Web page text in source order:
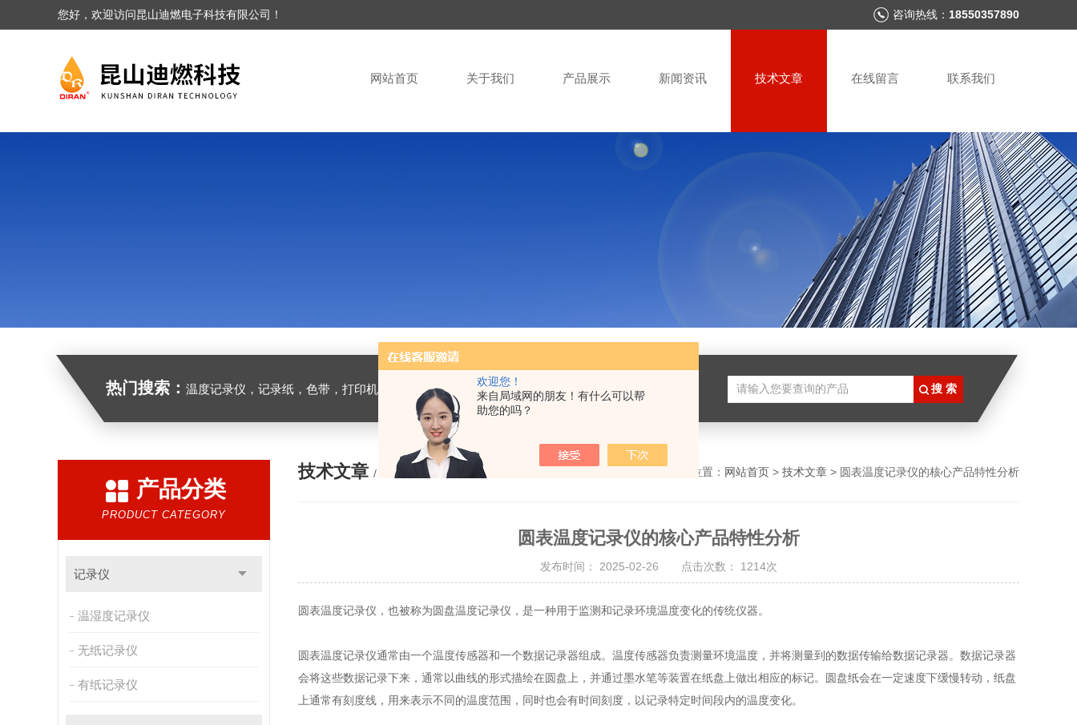
欢迎您！
来自局域网的朋友！有什么可以帮
助您的吗？
您好，欢迎访问昆山迪燃电子科技有限公司！ 咨询热线： 18550357890
网站首页 关于我们 产品展示 新闻资讯 技术文章 在线留言 联系我们
热门搜索： 温度记录仪，记录纸，色带，打印机，温控表，温湿度监控系统，记录笔，燃烧器
产品分类
PRODUCT CATEGORY
记录仪
温湿度记录仪
无纸记录仪
有纸记录仪
技术文章 / ARTICLE 您的位置： 网站首页 > 技术文章 > 圆表温度记录仪的核心产品特性分析
圆表温度记录仪的核心产品特性分析
发布时间： 2025-02-26 点击次数： 1214次
圆表温度记录仪，也被称为圆盘温度记录仪，是一种用于监测和记录环境温度变化的传统仪器。
圆表温度记录仪通常由一个温度传感器和一个数据记录器组成。温度传感器负责测量环境温度，并将测量到的数据传输给数据记录器。数据记录器
会将这些数据记录下来，通常以曲线的形式描绘在圆盘上，并通过墨水笔等装置在纸盘上做出相应的标记。圆盘纸会在一定速度下缓慢转动，纸盘
上通常有刻度线，用来表示不同的温度范围，同时也会有时间刻度，以记录特定时间段内的温度变化。